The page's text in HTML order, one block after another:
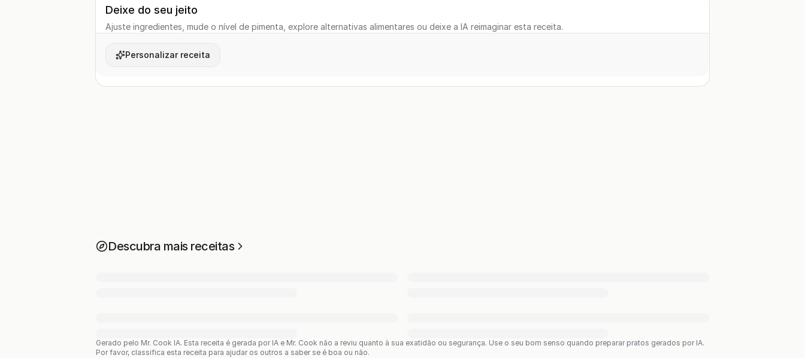
Deixe do seu jeito
Ajuste ingredientes, mude o nível de pimenta, explore alternativas alimentares ou deixe a IA reimaginar esta receita.
Personalizar receita
Descubra mais receitas
Gerado pelo Mr. Cook IA. Esta receita é gerada por IA e Mr. Cook não a reviu quanto à sua exatidão ou segurança. Use o seu bom senso quando preparar pratos gerados por IA.
Por favor, classifica esta receita para ajudar os outros a saber se é boa ou não.